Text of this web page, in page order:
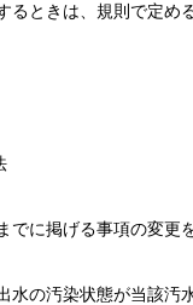
ときは、規則で定め
までに掲げる事項の変更
の汚染状態が当該汚